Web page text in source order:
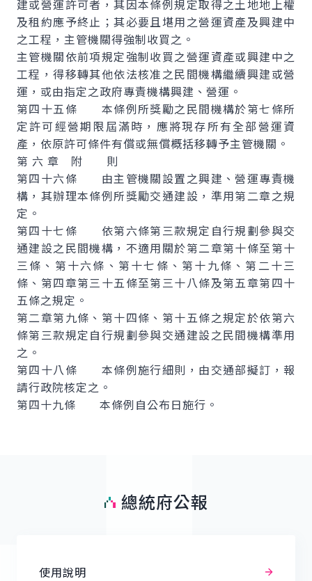
建或營運許可者，其因本條例規定取得之土地地上權
及租約應予終止；其必要且堪用之營運資產及興建中
之工程，主管機關得強制收買之。
主管機關依前項規定強制收買之營運資產或興建中之
工程，得移轉其他依法核准之民間機構繼續興建或營
運，或由指定之政府專責機構興建、營運。
第四十五條 本條例所獎勵之民間機構於第七條所
定許可經營期限屆滿時，應將現存所有全部營運資
產，依原許可條件有償或無償概括移轉予主管機關。
第 六 章 附 則
第四十六條 由主管機關設置之興建、營運專責機
構，其辦理本條例所獎勵交通建設，準用第二章之規
定。
第四十七條 依第六條第三款規定自行規劃參與交
通建設之民間機構，不適用關於第二章第十條至第十
三條、第十六條、第十七條、第十九條、第二十三
條、第四章第三十五條至第三十八條及第五章第四十
五條之規定。
第二章第九條、第十四條、第十五條之規定於依第六
條第三款規定自行規劃參與交通建設之民間機構準用
之。
第四十八條 本條例施行細則，由交通部擬訂，報
請行政院核定之。
第四十九條 本條例自公布日施行。
總統府公報
使用說明